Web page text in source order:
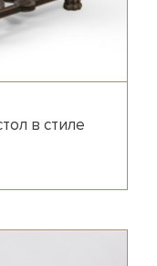
в стиле